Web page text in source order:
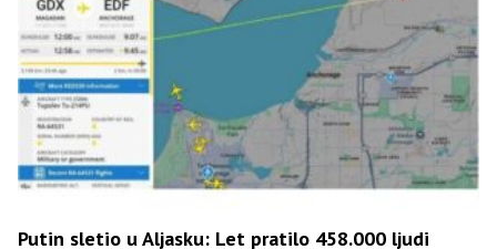
Putin sletio u Aljasku: Let pratilo 458.000 ljudi